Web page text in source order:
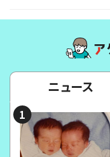
ニュース